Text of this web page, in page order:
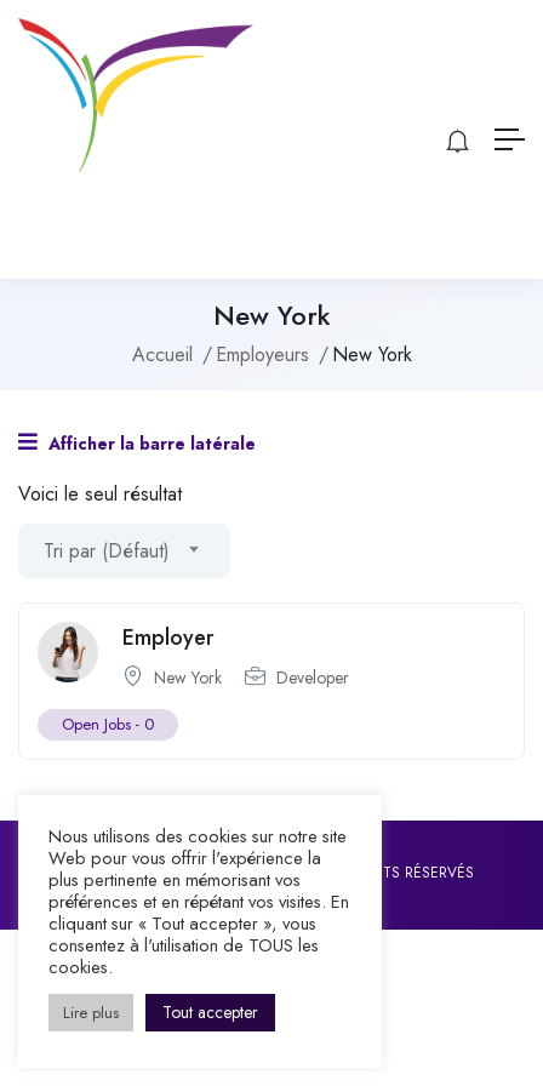
New York
Accueil Employeurs New York
Afficher la barre latérale
Voici le seul résultat
Tri par (Défaut)
Employer
New York Developer
Open Jobs - 0
©2026 IMPACT CENTRE CHRETIEN. TOUS DROITS RÉSERVÉS
Nous utilisons des cookies sur notre site
Web pour vous offrir l'expérience la
plus pertinente en mémorisant vos
préférences et en répétant vos visites. En
cliquant sur « Tout accepter », vous
consentez à l'utilisation de TOUS les
cookies.
Lire plus Tout accepter